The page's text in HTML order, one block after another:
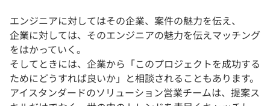
エンジニアに対してはその企業、案件の魅力を伝え、
企業に対しては、そのエンジニアの魅力を伝えマッチング
をはかっていく。
そしてときには、企業から「このプロジェクトを成功する
ためにどうすれば良いか」と相談されることもあります。
アイスタンダードのソリューション営業チームは、提案ス